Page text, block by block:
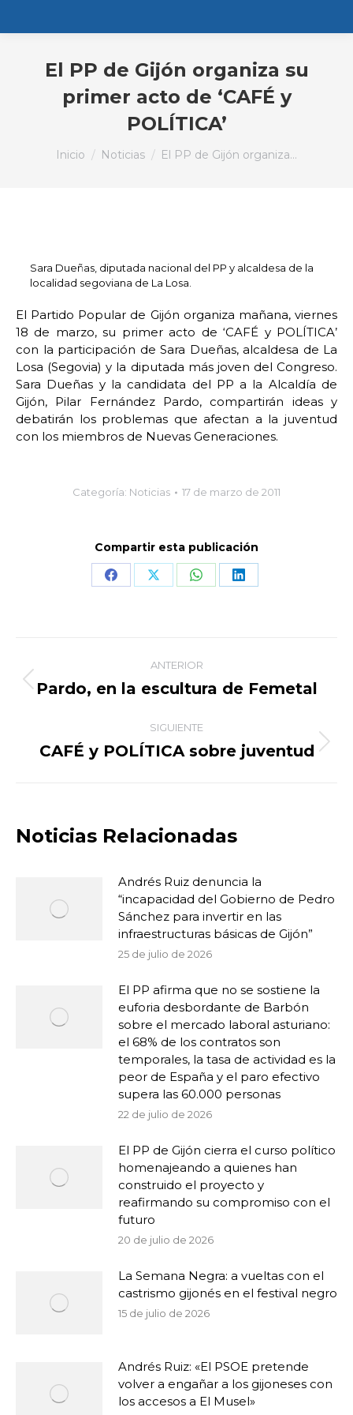
El PP de Gijón organiza su
primer acto de ‘CAFÉ y
POLÍTICA’
Estás aquí:
Inicio Noticias El PP de Gijón organiza…
Sara Dueñas, diputada nacional del PP y alcaldesa de la
localidad segoviana de La Losa.
El Partido Popular de Gijón organiza mañana, viernes
18 de marzo, su primer acto de ‘CAFÉ y POLÍTICA’
con la participación de Sara Dueñas, alcaldesa de La
Losa (Segovia) y la diputada más joven del Congreso.
Sara Dueñas y la candidata del PP a la Alcaldía de
Gijón, Pilar Fernández Pardo, compartirán ideas y
debatirán los problemas que afectan a la juventud
con los miembros de Nuevas Generaciones.
Categoría: Noticias 17 de marzo de 2011
Compartir esta publicación
Share Share Share Share
Navegación
entre
publicaciones
ANTERIOR
Publicación
Pardo, en la escultura de Femetal
SIGUIENTE
Publicación
CAFÉ y POLÍTICA sobre juventud
Noticias Relacionadas
Andrés Ruiz denuncia la
“incapacidad del Gobierno de Pedro
Sánchez para invertir en las
infraestructuras básicas de Gijón”
25 de julio de 2026
El PP afirma que no se sostiene la
euforia desbordante de Barbón
sobre el mercado laboral asturiano:
el 68% de los contratos son
temporales, la tasa de actividad es la
peor de España y el paro efectivo
supera las 60.000 personas
22 de julio de 2026
El PP de Gijón cierra el curso político
homenajeando a quienes han
construido el proyecto y
reafirmando su compromiso con el
futuro
20 de julio de 2026
La Semana Negra: a vueltas con el
castrismo gijonés en el festival negro
15 de julio de 2026
Andrés Ruiz: «El PSOE pretende
volver a engañar a los gijoneses con
los accesos a El Musel»